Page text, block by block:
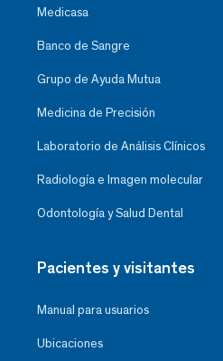
Medicasa
Banco de Sangre
Grupo de Ayuda Mutua
Medicina de Precisión
Laboratorio de Análisis Clínicos
Radiología e Imagen molecular
Odontología y Salud Dental
Pacientes y visitantes
Manual para usuarios
Ubicaciones